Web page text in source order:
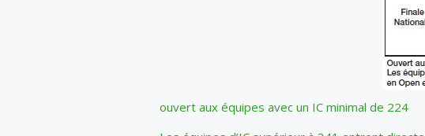
ouvert aux équipes avec un IC minimal de 224